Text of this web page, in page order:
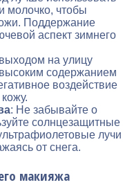
молочко, чтобы
Поддержание
аспект зимнего
на улицу
содержанием
воздействие
: Не забывайте о
солнцезащитные
лучи
от снега.
макияжа